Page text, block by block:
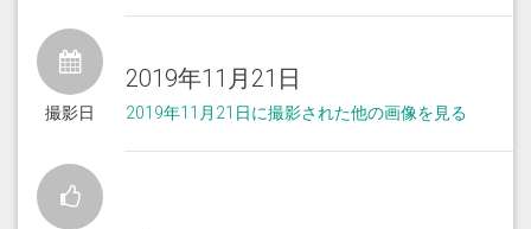
撮影日
2019年11月21日
2019年11月21日に撮影された他の画像を見る